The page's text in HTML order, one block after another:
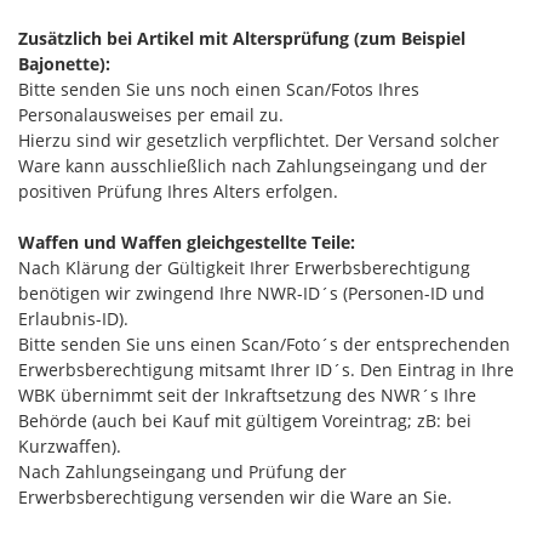
Zusätzlich bei Artikel mit Altersprüfung (zum Beispiel
Bajonette):
Bitte senden Sie uns noch einen Scan/Fotos Ihres
Personalausweises per email zu.
Hierzu sind wir gesetzlich verpflichtet. Der Versand solcher
Ware kann ausschließlich nach Zahlungseingang und der
positiven Prüfung Ihres Alters erfolgen.
Waffen und Waffen gleichgestellte Teile:
Nach Klärung der Gültigkeit Ihrer Erwerbsberechtigung
benötigen wir zwingend Ihre NWR-ID´s (Personen-ID und
Erlaubnis-ID).
Bitte senden Sie uns einen Scan/Foto´s der entsprechenden
Erwerbsberechtigung mitsamt Ihrer ID´s. Den Eintrag in Ihre
WBK übernimmt seit der Inkraftsetzung des NWR´s Ihre
Behörde (auch bei Kauf mit gültigem Voreintrag; zB: bei
Kurzwaffen).
Nach Zahlungseingang und Prüfung der
Erwerbsberechtigung versenden wir die Ware an Sie.